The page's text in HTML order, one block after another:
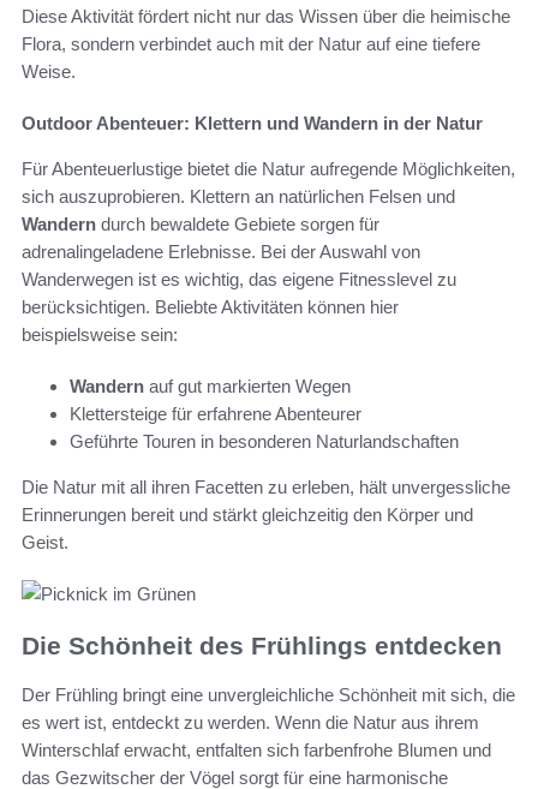
Diese Aktivität fördert nicht nur das Wissen über die heimische
Flora, sondern verbindet auch mit der Natur auf eine tiefere
Weise.
Outdoor Abenteuer: Klettern und Wandern in der Natur
Für Abenteuerlustige bietet die Natur aufregende Möglichkeiten,
sich auszuprobieren. Klettern an natürlichen Felsen und
Wandern durch bewaldete Gebiete sorgen für
adrenalingeladene Erlebnisse. Bei der Auswahl von
Wanderwegen ist es wichtig, das eigene Fitnesslevel zu
berücksichtigen. Beliebte Aktivitäten können hier
beispielsweise sein:
Wandern auf gut markierten Wegen
Klettersteige für erfahrene Abenteurer
Geführte Touren in besonderen Naturlandschaften
Die Natur mit all ihren Facetten zu erleben, hält unvergessliche
Erinnerungen bereit und stärkt gleichzeitig den Körper und
Geist.
Die Schönheit des Frühlings entdecken
Der Frühling bringt eine unvergleichliche Schönheit mit sich, die
es wert ist, entdeckt zu werden. Wenn die Natur aus ihrem
Winterschlaf erwacht, entfalten sich farbenfrohe Blumen und
das Gezwitscher der Vögel sorgt für eine harmonische